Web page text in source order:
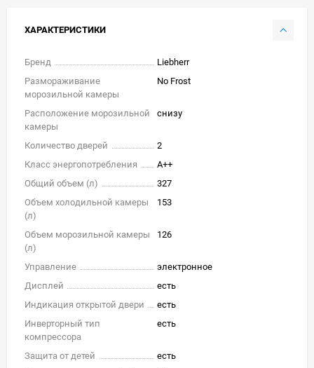
ХАРАКТЕРИСТИКИ
Бренд
Liebherr
Размораживание
морозильной камеры
No Frost
Расположение морозильной
камеры
снизу
Количество дверей
2
Класс энергопотребления
A++
Общий объем (л)
327
Объем холодильной камеры
(л)
153
Объем морозильной камеры
(л)
126
Управление
электронное
Дисплей
есть
Индикация открытой двери
есть
Инверторный тип
компрессора
есть
Защита от детей
есть